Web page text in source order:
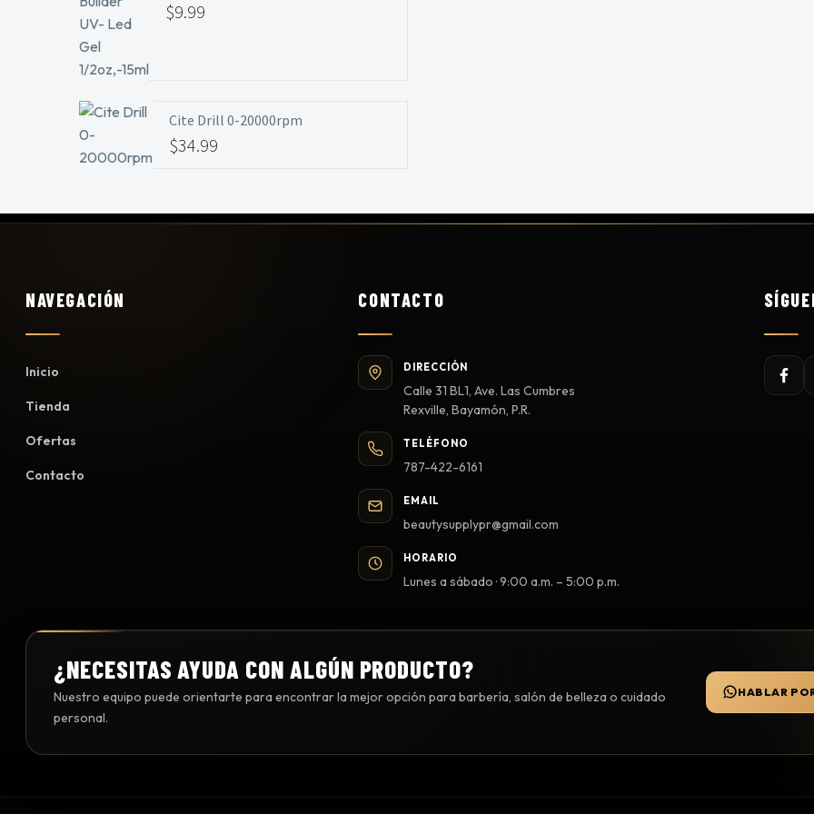
$9.99
Cite Drill 0-20000rpm
$34.99
NAVEGACIÓN
Inicio
Tienda
Ofertas
Contacto
CONTACTO
DIRECCIÓN
Calle 31 BL1, Ave. Las Cumbres
Rexville, Bayamón, P.R.
TELÉFONO
787-422-6161
EMAIL
beautysupplypr@gmail.com
HORARIO
Lunes a sábado · 9:00 a.m. – 5:00 p.m.
¿NECESITAS AYUDA CON ALGÚN PRODUCTO?
Nuestro equipo puede orientarte para encontrar la mejor opción para barbería, salón de belleza o cuidado
personal.
HABLAR